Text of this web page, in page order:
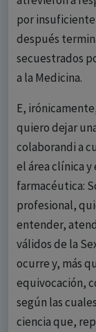
por
después
secuestrados
a la Medicina.
E,
quiero dejar
colaborandi a
el área clínica
farmacéutica:
profesional,
entender,
válidos de la
ocurre y, más
equivocación,
según las
ciencia que,